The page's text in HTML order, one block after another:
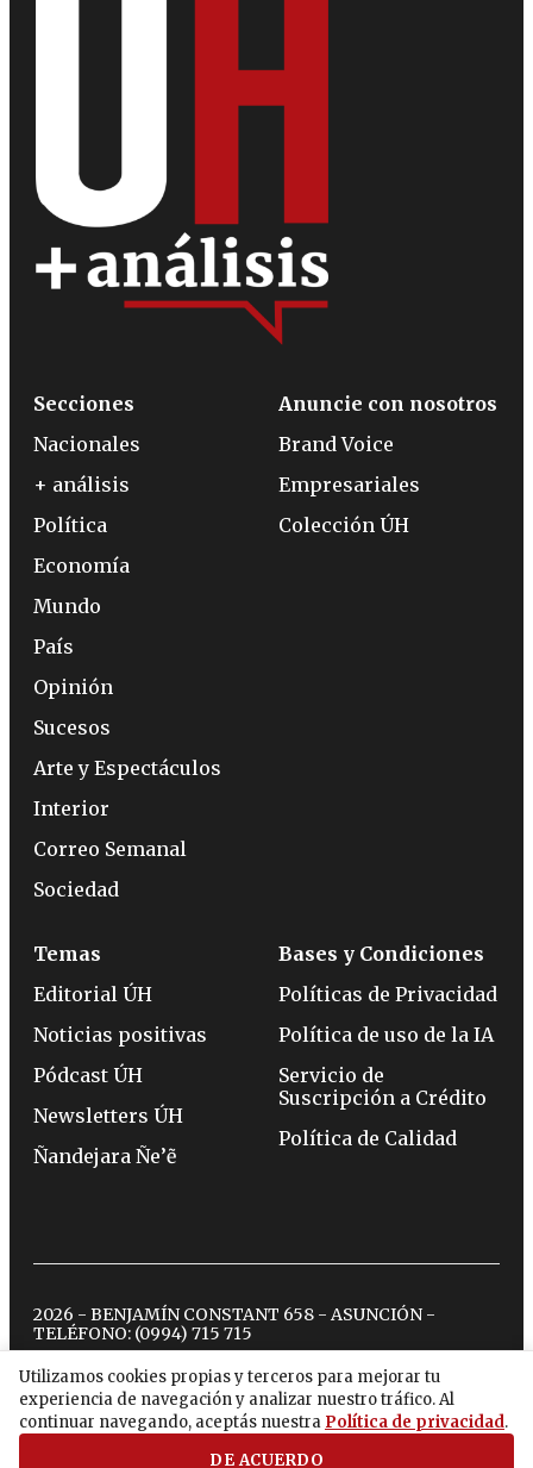
Utilizamos cookies propias y terceros para mejorar tu
experiencia de navegación y analizar nuestro tráfico. Al
continuar navegando, aceptás nuestra Política de privacidad.
DE ACUERDO
Secciones
Nacionales
+ análisis
Política
Economía
Mundo
País
Opinión
Sucesos
Arte y Espectáculos
Interior
Correo Semanal
Sociedad
Anuncie con nosotros
Brand Voice
Empresariales
Colección ÚH
Temas
Editorial ÚH
Noticias positivas
Pódcast ÚH
Newsletters ÚH
Ñandejara Ñe’ẽ
Bases y Condiciones
Políticas de Privacidad
Política de uso de la IA
Servicio de
Suscripción a Crédito
Política de Calidad
2026 - BENJAMÍN CONSTANT 658 - ASUNCIÓN -
TELÉFONO: (0994) 715 715
twitterinstagram
facebook
tiktokyoutubespotify